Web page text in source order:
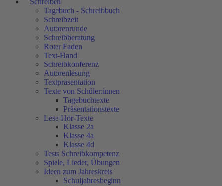
Schreiben
Tagebuch - Schreibbuch
Schreibzeit
Autorenrunde
Schreibberatung
Roter Faden
Text-Hand
Schreibkonferenz
Autorenlesung
Textpräsentation
Texte von Schüler:innen
Tagebuchtexte
Präsentationstexte
Lese-Hör-Texte
Klasse 2a
Klasse 4a
Klasse 4d
Tests Schreibkompetenz
Spiele, Lieder, Übungen
Ideen zum Jahreskreis
Schuljahresbeginn